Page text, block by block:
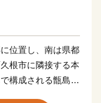
位置し、南は県都
根市に隣接する本
構成される甑島区